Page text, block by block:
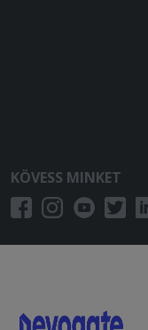
KÖVESS MINKET